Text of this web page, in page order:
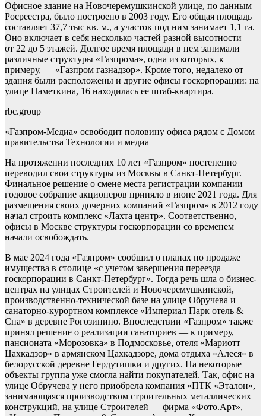
Офисное здание на Новочеремушкинской улице, по данным
Росреестра, было построено в 2003 году. Его общая площадь
составляет 37,7 тыс кв. м., а участок под ним занимает 1,1 га.
Оно включает в себя несколько частей разной высотности —
от 22 до 5 этажей. Долгое время площади в нем занимали
различные структуры «Газпрома», одна из которых, к
примеру, — «Газпром газнадзор». Кроме того, недалеко от
здания были расположены и другие офисы госкорпорации: на
улице Наметкина, 16 находилась ее штаб-квартира.
rbc.group
«Газпром-Медиа» освободит половину офиса рядом с Домом
правительства Технологии и медиа
На протяжении последних 10 лет «Газпром» постепенно
переводил свои структуры из Москвы в Санкт-Петербург.
Финальное решение о смене места регистрации компании
годовое собрание акционеров приняло в июне 2021 года. Для
размещения своих дочерних компаний «Газпром» в 2012 году
начал строить комплекс «Лахта центр». Соответственно,
офисы в Москве структуры госкорпорации со временем
начали освобождать.
В мае 2024 года «Газпром» сообщил о планах по продаже
имущества в столице «с учетом завершения переезда
госкорпорации в Санкт-Петербург». Тогда речь шла о бизнес-
центрах на улицах Строителей и Новочеремушкинской,
производственно-технической базе на улице Обручева и
санаторно-курортном комплексе «Империал Парк отель &
Спа» в деревне Рогозинино. Впоследствии «Газпром» также
принял решение о реализации санаториев — к примеру,
пансионата «Морозовка» в Подмосковье, отеля «Мариотт
Цахкадзор» в армянском Цахкадзоре, дома отдыха «Алеся» в
белорусской деревне Гердутишки и других. На некоторые
объекты группа уже смогла найти покупателей. Так, офис на
улице Обручева у него приобрела компания «ПТК «Эталон»,
занимающаяся производством строительных металлических
конструкций, на улице Строителей — фирма «Фото.Арт»,